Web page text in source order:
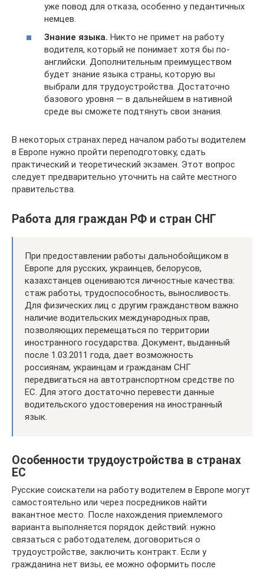
уже повод для отказа, особенно у педантичных
немцев.
Знание языка. Никто не примет на работу
водителя, который не понимает хотя бы по-
английски. Дополнительным преимуществом
будет знание языка страны, которую вы
выбрали для трудоустройства. Достаточно
базового уровня — в дальнейшем в нативной
среде вы сможете подтянуть свои знания.
В некоторых странах перед началом работы водителем
в Европе нужно пройти переподготовку, сдать
практический и теоретический экзамен. Этот вопрос
следует предварительно уточнить на сайте местного
правительства.
Работа для граждан РФ и стран СНГ
При предоставлении работы дальнобойщиком в
Европе для русских, украинцев, белорусов,
казахстанцев оцениваются личностные качества:
стаж работы, трудоспособность, выносливость.
Для физических лиц с другим гражданством важно
наличие водительских международных прав,
позволяющих перемещаться по территории
иностранного государства. Документ, выданный
после 1.03.2011 года, дает возможность
россиянам, украинцам и гражданам СНГ
передвигаться на автотранспортном средстве по
ЕС. Для этого достаточно перевести данные
водительского удостоверения на иностранный
язык.
Особенности трудоустройства в странах
ЕС
Русские соискатели на работу водителем в Европе могут
самостоятельно или через посредников найти
вакантное место. После нахождения приемлемого
варианта выполняется порядок действий: нужно
связаться с работодателем, договориться о
трудоустройстве, заключить контракт. Если у
гражданина нет визы, ее можно оформить после